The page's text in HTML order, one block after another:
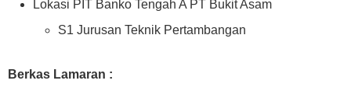
Lokasi PIT Banko Tengah A PT Bukit Asam
S1 Jurusan Teknik Pertambangan
Berkas Lamaran :